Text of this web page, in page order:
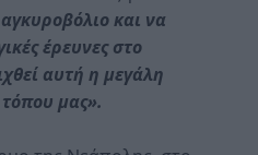
και να
έρευνες στο
αυτή η μεγάλη
μας».